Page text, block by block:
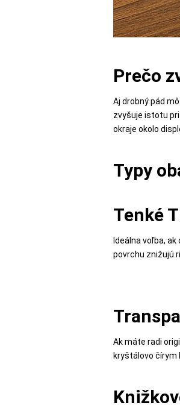
Prečo
Aj drobný pád
zvyšuje istotu
okraje okolo
Typy
Tenké
Ideálna voľba,
povrchu znižujú
Ak máte radi
kryštálovo čírym